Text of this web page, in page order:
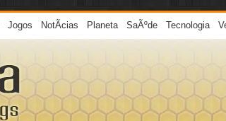
Jogos NotÃ­cias Planeta SaÃºde Tecnologia